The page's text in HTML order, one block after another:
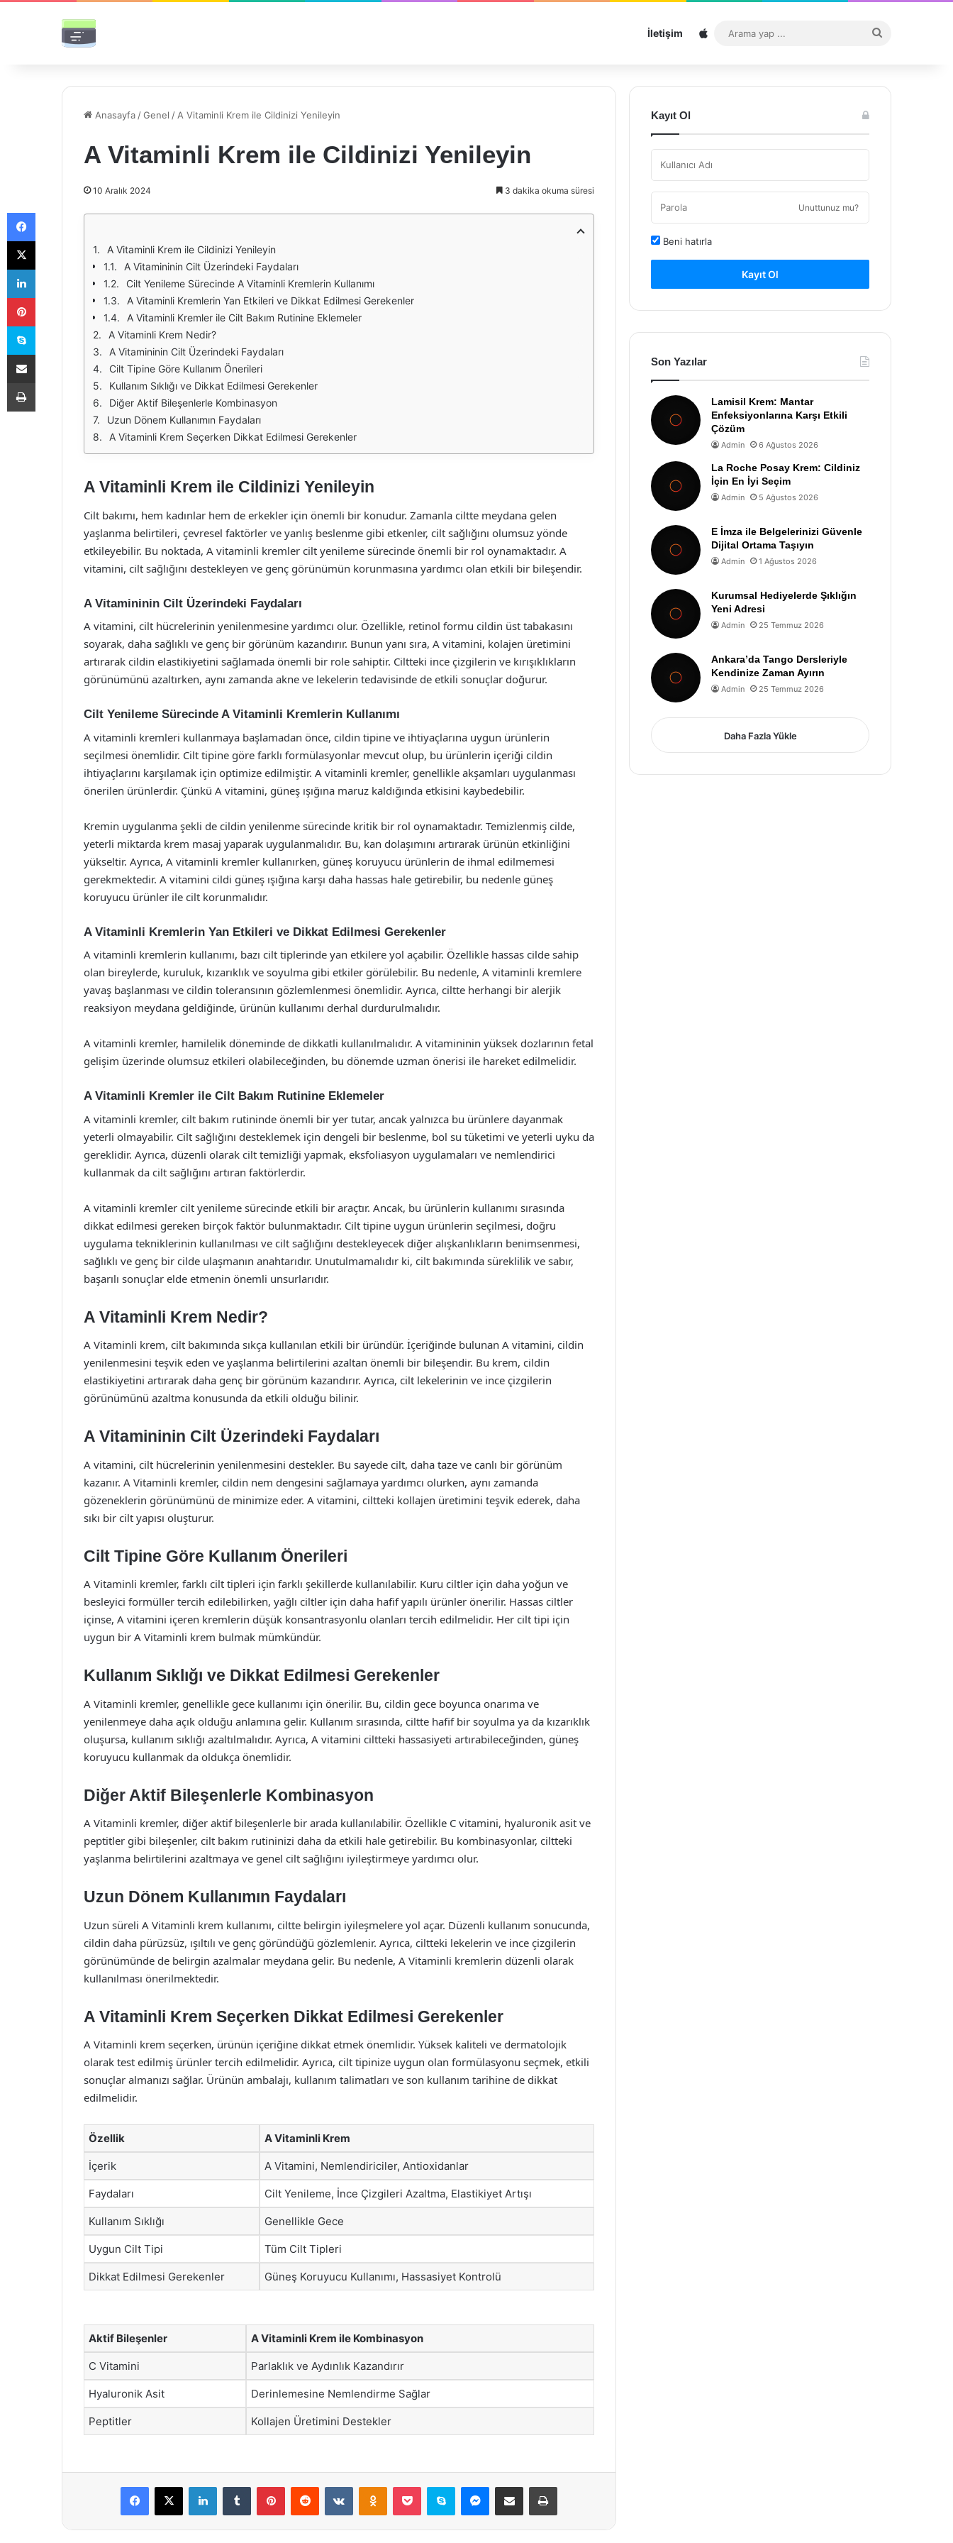
İletişim Sitemap
...
Anasayfa /Genel / A Vitaminli Krem ile Cildinizi Yenileyin
A Vitaminli Krem ile Cildinizi Yenileyin
10 Aralık 2024 3 dakika okuma süresi
A Vitaminli Krem ile Cildinizi Yenileyin
A Vitamininin Cilt Üzerindeki Faydaları
Cilt Yenileme Sürecinde A Vitaminli Kremlerin Kullanımı
A Vitaminli Kremlerin Yan Etkileri ve Dikkat Edilmesi Gerekenler
A Vitaminli Kremler ile Cilt Bakım Rutinine Eklemeler
A Vitaminli Krem Nedir?
A Vitamininin Cilt Üzerindeki Faydaları
Cilt Tipine Göre Kullanım Önerileri
Kullanım Sıklığı ve Dikkat Edilmesi Gerekenler
Diğer Aktif Bileşenlerle Kombinasyon
Uzun Dönem Kullanımın Faydaları
A Vitaminli Krem Seçerken Dikkat Edilmesi Gerekenler
A Vitaminli Krem ile Cildinizi Yenileyin
Cilt bakımı, hem kadınlar hem de erkekler için önemli bir konudur. Zamanla ciltte meydana gelen
yaşlanma belirtileri, çevresel faktörler ve yanlış beslenme gibi etkenler, cilt sağlığını olumsuz yönde
etkileyebilir. Bu noktada, A vitaminli kremler cilt yenileme sürecinde önemli bir rol oynamaktadır. A
vitamini, cilt sağlığını destekleyen ve genç görünümün korunmasına yardımcı olan etkili bir bileşendir.
A Vitamininin Cilt Üzerindeki Faydaları
A vitamini, cilt hücrelerinin yenilenmesine yardımcı olur. Özellikle, retinol formu cildin üst tabakasını
soyarak, daha sağlıklı ve genç bir görünüm kazandırır. Bunun yanı sıra, A vitamini, kolajen üretimini
artırarak cildin elastikiyetini sağlamada önemli bir role sahiptir. Ciltteki ince çizgilerin ve kırışıklıkların
görünümünü azaltırken, aynı zamanda akne ve lekelerin tedavisinde de etkili sonuçlar doğurur.
Cilt Yenileme Sürecinde A Vitaminli Kremlerin Kullanımı
A vitaminli kremleri kullanmaya başlamadan önce, cildin tipine ve ihtiyaçlarına uygun ürünlerin
seçilmesi önemlidir. Cilt tipine göre farklı formülasyonlar mevcut olup, bu ürünlerin içeriği cildin
ihtiyaçlarını karşılamak için optimize edilmiştir. A vitaminli kremler, genellikle akşamları uygulanması
önerilen ürünlerdir. Çünkü A vitamini, güneş ışığına maruz kaldığında etkisini kaybedebilir.
Kremin uygulanma şekli de cildin yenilenme sürecinde kritik bir rol oynamaktadır. Temizlenmiş cilde,
yeterli miktarda krem masaj yaparak uygulanmalıdır. Bu, kan dolaşımını artırarak ürünün etkinliğini
yükseltir. Ayrıca, A vitaminli kremler kullanırken, güneş koruyucu ürünlerin de ihmal edilmemesi
gerekmektedir. A vitamini cildi güneş ışığına karşı daha hassas hale getirebilir, bu nedenle güneş
koruyucu ürünler ile cilt korunmalıdır.
A Vitaminli Kremlerin Yan Etkileri ve Dikkat Edilmesi Gerekenler
A vitaminli kremlerin kullanımı, bazı cilt tiplerinde yan etkilere yol açabilir. Özellikle hassas cilde sahip
olan bireylerde, kuruluk, kızarıklık ve soyulma gibi etkiler görülebilir. Bu nedenle, A vitaminli kremlere
yavaş başlanması ve cildin toleransının gözlemlenmesi önemlidir. Ayrıca, ciltte herhangi bir alerjik
reaksiyon meydana geldiğinde, ürünün kullanımı derhal durdurulmalıdır.
A vitaminli kremler, hamilelik döneminde de dikkatli kullanılmalıdır. A vitamininin yüksek dozlarının fetal
gelişim üzerinde olumsuz etkileri olabileceğinden, bu dönemde uzman önerisi ile hareket edilmelidir.
A Vitaminli Kremler ile Cilt Bakım Rutinine Eklemeler
A vitaminli kremler, cilt bakım rutininde önemli bir yer tutar, ancak yalnızca bu ürünlere dayanmak
yeterli olmayabilir. Cilt sağlığını desteklemek için dengeli bir beslenme, bol su tüketimi ve yeterli uyku da
gereklidir. Ayrıca, düzenli olarak cilt temizliği yapmak, eksfoliasyon uygulamaları ve nemlendirici
kullanmak da cilt sağlığını artıran faktörlerdir.
A vitaminli kremler cilt yenileme sürecinde etkili bir araçtır. Ancak, bu ürünlerin kullanımı sırasında
dikkat edilmesi gereken birçok faktör bulunmaktadır. Cilt tipine uygun ürünlerin seçilmesi, doğru
uygulama tekniklerinin kullanılması ve cilt sağlığını destekleyecek diğer alışkanlıkların benimsenmesi,
sağlıklı ve genç bir cilde ulaşmanın anahtarıdır. Unutulmamalıdır ki, cilt bakımında süreklilik ve sabır,
başarılı sonuçlar elde etmenin önemli unsurlarıdır.
A Vitaminli Krem Nedir?
A Vitaminli krem, cilt bakımında sıkça kullanılan etkili bir üründür. İçeriğinde bulunan A vitamini, cildin
yenilenmesini teşvik eden ve yaşlanma belirtilerini azaltan önemli bir bileşendir. Bu krem, cildin
elastikiyetini artırarak daha genç bir görünüm kazandırır. Ayrıca, cilt lekelerinin ve ince çizgilerin
görünümünü azaltma konusunda da etkili olduğu bilinir.
A Vitamininin Cilt Üzerindeki Faydaları
A vitamini, cilt hücrelerinin yenilenmesini destekler. Bu sayede cilt, daha taze ve canlı bir görünüm
kazanır. A Vitaminli kremler, cildin nem dengesini sağlamaya yardımcı olurken, aynı zamanda
gözeneklerin görünümünü de minimize eder. A vitamini, ciltteki kollajen üretimini teşvik ederek, daha
sıkı bir cilt yapısı oluşturur.
Cilt Tipine Göre Kullanım Önerileri
A Vitaminli kremler, farklı cilt tipleri için farklı şekillerde kullanılabilir. Kuru ciltler için daha yoğun ve
besleyici formüller tercih edilebilirken, yağlı ciltler için daha hafif yapılı ürünler önerilir. Hassas ciltler
içinse, A vitamini içeren kremlerin düşük konsantrasyonlu olanları tercih edilmelidir. Her cilt tipi için
uygun bir A Vitaminli krem bulmak mümkündür.
Kullanım Sıklığı ve Dikkat Edilmesi Gerekenler
A Vitaminli kremler, genellikle gece kullanımı için önerilir. Bu, cildin gece boyunca onarıma ve
yenilenmeye daha açık olduğu anlamına gelir. Kullanım sırasında, ciltte hafif bir soyulma ya da kızarıklık
oluşursa, kullanım sıklığı azaltılmalıdır. Ayrıca, A vitamini ciltteki hassasiyeti artırabileceğinden, güneş
koruyucu kullanmak da oldukça önemlidir.
Diğer Aktif Bileşenlerle Kombinasyon
A Vitaminli kremler, diğer aktif bileşenlerle bir arada kullanılabilir. Özellikle C vitamini, hyaluronik asit ve
peptitler gibi bileşenler, cilt bakım rutininizi daha da etkili hale getirebilir. Bu kombinasyonlar, ciltteki
yaşlanma belirtilerini azaltmaya ve genel cilt sağlığını iyileştirmeye yardımcı olur.
Uzun Dönem Kullanımın Faydaları
Uzun süreli A Vitaminli krem kullanımı, ciltte belirgin iyileşmelere yol açar. Düzenli kullanım sonucunda,
cildin daha pürüzsüz, ışıltılı ve genç göründüğü gözlemlenir. Ayrıca, ciltteki lekelerin ve ince çizgilerin
görünümünde de belirgin azalmalar meydana gelir. Bu nedenle, A Vitaminli kremlerin düzenli olarak
kullanılması önerilmektedir.
A Vitaminli Krem Seçerken Dikkat Edilmesi Gerekenler
A Vitaminli krem seçerken, ürünün içeriğine dikkat etmek önemlidir. Yüksek kaliteli ve dermatolojik
olarak test edilmiş ürünler tercih edilmelidir. Ayrıca, cilt tipinize uygun olan formülasyonu seçmek, etkili
sonuçlar almanızı sağlar. Ürünün ambalajı, kullanım talimatları ve son kullanım tarihine de dikkat
edilmelidir.
Özellik A Vitaminli Krem
İçerik A Vitamini, Nemlendiriciler, Antioxidanlar
Faydaları Cilt Yenileme, İnce Çizgileri Azaltma, Elastikiyet Artışı
Kullanım Sıklığı Genellikle Gece
Uygun Cilt Tipi Tüm Cilt Tipleri
Dikkat Edilmesi Gerekenler Güneş Koruyucu Kullanımı, Hassasiyet Kontrolü
Aktif Bileşenler A Vitaminli Krem ile Kombinasyon
C Vitamini Parlaklık ve Aydınlık Kazandırır
Hyaluronik Asit Derinlemesine Nemlendirme Sağlar
Peptitler Kollajen Üretimini Destekler
Facebook
X LinkedInTumblr PinterestReddit VKontakteOdnoklassniki
Pocket Skype Messenger
E-Posta ile paylaş Yazdır
Kayıt Ol
Unuttunuz mu?
Beni hatırla
Kayıt Ol
Son Yazılar
Lamisil Krem: Mantar
Enfeksiyonlarına Karşı Etkili
Çözüm
Admin 6 Ağustos 2026
La Roche Posay Krem: Cildiniz
İçin En İyi Seçim
Admin 5 Ağustos 2026
E İmza ile Belgelerinizi Güvenle
Dijital Ortama Taşıyın
Admin 1 Ağustos 2026
Kurumsal Hediyelerde Şıklığın
Yeni Adresi
Admin 25 Temmuz 2026
Ankara’da Tango Dersleriyle
Kendinize Zaman Ayırın
Admin 25 Temmuz 2026
Daha Fazla Yükle
Facebook
X
LinkedIn
Pinterest
Skype
E-Posta ile paylaş